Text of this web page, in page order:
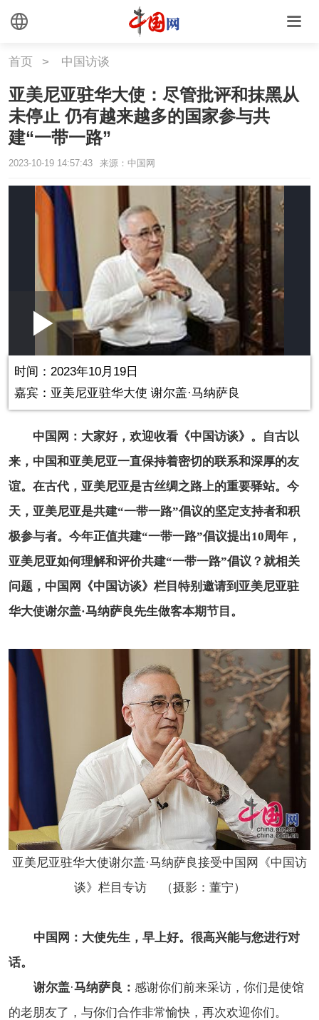
首页 > 中国访谈
亚美尼亚驻华大使：尽管批评和抹黑从
未停止 仍有越来越多的国家参与共
建“一带一路”
2023-10-19 14:57:43 来源：中国网
Play
Video
Mute
in-
Picture
/--:--
时间：2023年10月19日
嘉宾：亚美尼亚驻华大使 谢尔盖·马纳萨良
中国网：大家好，欢迎收看《中国访谈》。自古以
来，中国和亚美尼亚一直保持着密切的联系和深厚的友
谊。在古代，亚美尼亚是古丝绸之路上的重要驿站。今
天，亚美尼亚是共建“一带一路”倡议的坚定支持者和积
极参与者。今年正值共建“一带一路”倡议提出10周年，
亚美尼亚如何理解和评价共建“一带一路”倡议？就相关
问题，中国网《中国访谈》栏目特别邀请到亚美尼亚驻
华大使谢尔盖·马纳萨良先生做客本期节目。
亚美尼亚驻华大使谢尔盖·马纳萨良接受中国网《中国访
谈》栏目专访 （摄影：董宁）
中国网：大使先生，早上好。很高兴能与您进行对
话。
谢尔盖·马纳萨良： 感谢你们前来采访，你们是使馆
的老朋友了，与你们合作非常愉快，再次欢迎你们。